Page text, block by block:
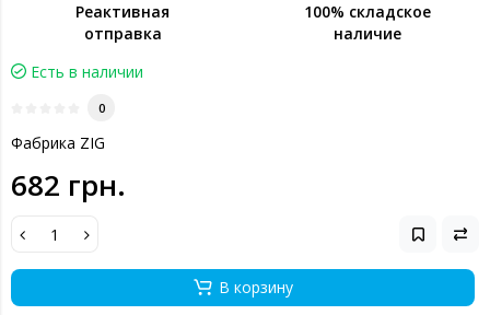
Реактивная
отправка
100% складское
наличие
Есть в наличии
0
Фабрика ZIG
682 грн.
В корзину